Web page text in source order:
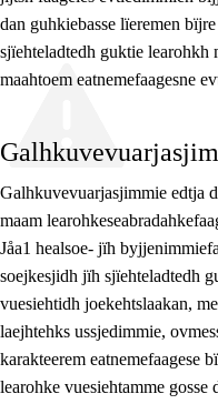
dan guhkiebasse lïeremen
sjïehteladtedh guktie learohkh
maahtoem eatnemefaagesne
Galhkuvevuarjasjimmie edtja
maam
Jåa1 healsoe- jïh
soejkesjidh jïh sjïehteladtedh
vuesiehtidh joekehtslaakan,
laejhtehks ussjedimmie,
karakteerem eatnemefaagese
learohke vuesiehtamme gosse